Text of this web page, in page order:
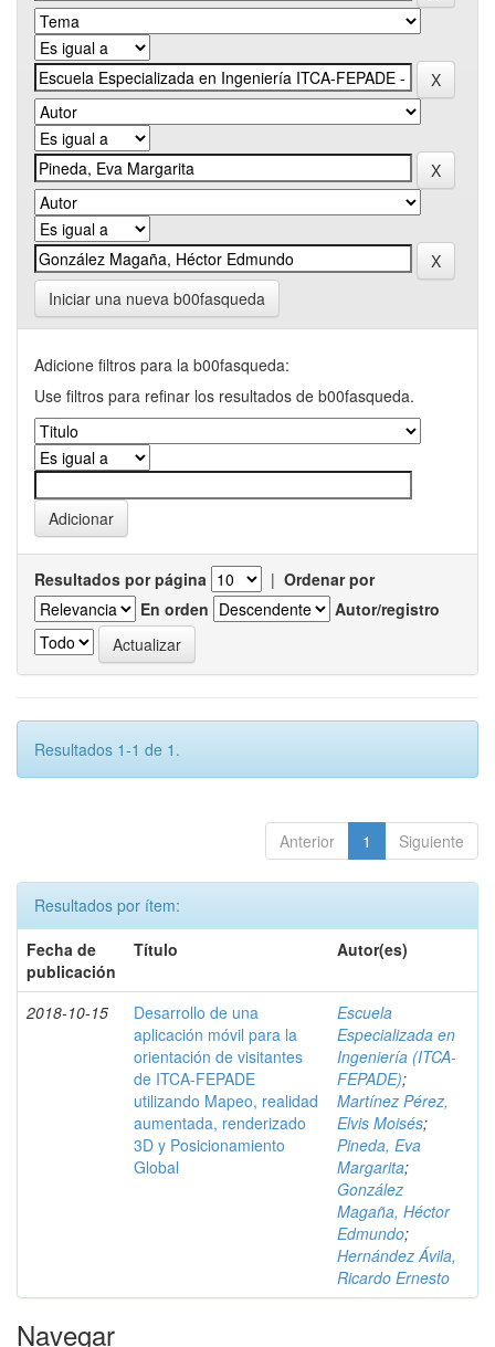
Iniciar una nueva b00fasqueda
Adicione filtros para la b00fasqueda:
Use filtros para refinar los resultados de b00fasqueda.
Resultados por página | Ordenar por
En orden
Autor/registro
Resultados 1-1 de 1.
Anterior 1 Siguiente
Resultados por ítem:
Fecha de
publicación
Título Autor(es)
2018-10-15
Desarrollo de una
aplicación móvil para la
orientación de visitantes
de ITCA-FEPADE
utilizando Mapeo, realidad
aumentada, renderizado
3D y Posicionamiento
Global
Escuela
Especializada en
Ingeniería (ITCA-
FEPADE);
Martínez Pérez,
Elvis Moisés;
Pineda, Eva
Margarita;
González
Magaña, Héctor
Edmundo;
Hernández Ávila,
Ricardo Ernesto
Navegar